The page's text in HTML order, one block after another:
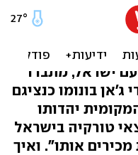
ישראל, מתברר
בונומו כנציגם
המקומית יהדותו
טורקיה בישראל
אותו". ואיך